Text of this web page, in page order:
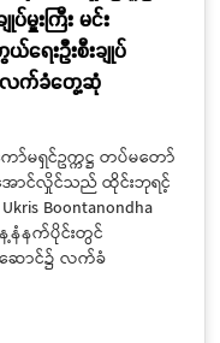
မှူးကြီး မင်း
ေးဦးစီးချုပ်
လက်ခံတွေ့ဆုံ
ာ်မရှင်ဥက္ကဋ္ဌ တပ်မတော်
အောင်လှိုင်သည် ထိုင်းဘုရင့်
Boontanondha
နက်ပိုင်းတွင်
ဆောင်၌ လက်ခံ